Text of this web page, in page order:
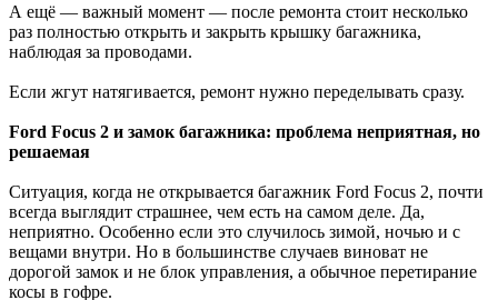
А ещё — важный момент — после ремонта стоит несколько
раз полностью открыть и закрыть крышку багажника,
наблюдая за проводами.
Если жгут натягивается, ремонт нужно переделывать сразу.
Ford Focus 2 и замок багажника: проблема неприятная, но
решаемая
Ситуация, когда не открывается багажник Ford Focus 2, почти
всегда выглядит страшнее, чем есть на самом деле. Да,
неприятно. Особенно если это случилось зимой, ночью и с
вещами внутри. Но в большинстве случаев виноват не
дорогой замок и не блок управления, а обычное перетирание
косы в гофре.